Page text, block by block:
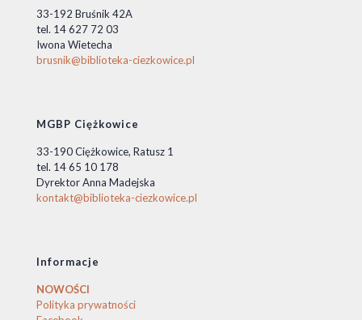
33-192 Bruśnik 42A
tel. 14 627 72 03
Iwona Wietecha
brusnik@biblioteka-ciezkowice.pl
MGBP Ciężkowice
33-190 Ciężkowice, Ratusz 1
tel. 14 65 10 178
Dyrektor Anna Madejska
kontakt@biblioteka-ciezkowice.pl
Informacje
NOWOŚCI
Polityka prywatności